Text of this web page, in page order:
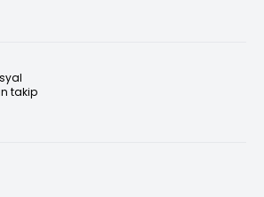
takip